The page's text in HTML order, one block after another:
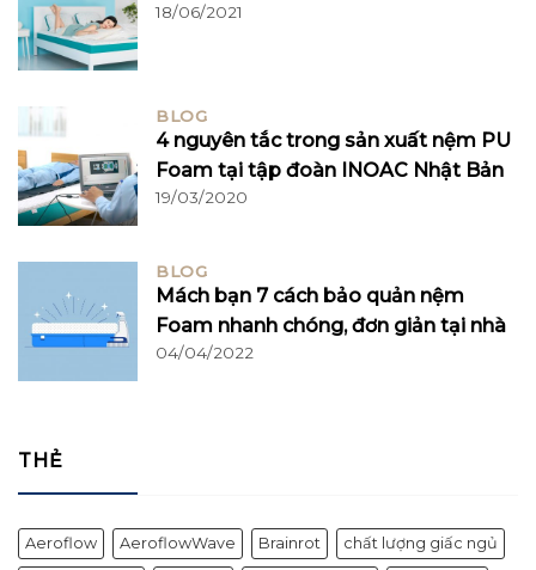
18/06/2021
BLOG
4 nguyên tắc trong sản xuất nệm PU
Foam tại tập đoàn INOAC Nhật Bản
19/03/2020
BLOG
Mách bạn 7 cách bảo quản nệm
Foam nhanh chóng, đơn giản tại nhà
04/04/2022
THẺ
Aeroflow AeroflowWave Brainrot chất lượng giấc ngủ